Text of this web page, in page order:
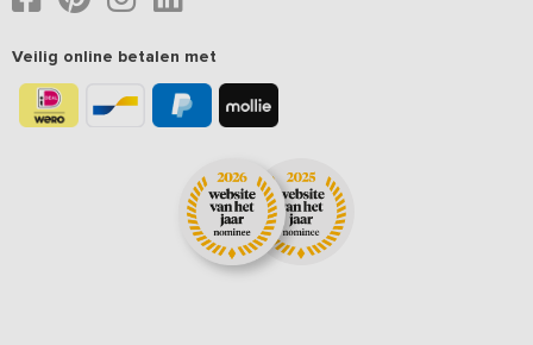
Veilig online betalen met